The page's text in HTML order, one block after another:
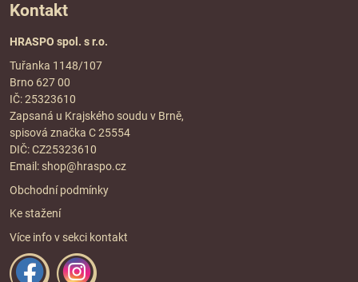
Kontakt
HRASPO spol. s r.o.
Tuřanka 1148/107
Brno 627 00
IČ: 25323610
Zapsaná u Krajského soudu v Brně,
spisová značka C 25554
DIČ: CZ25323610
Email: shop@hraspo.cz
Obchodní podmínky
Ke stažení
Více info v sekci kontakt